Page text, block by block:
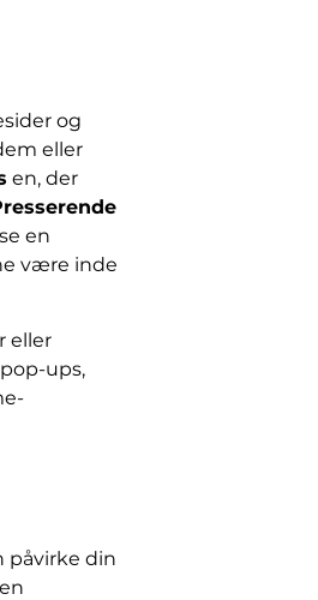
og
eller
en, der
en
være inde
eller
ups,
påvirke din